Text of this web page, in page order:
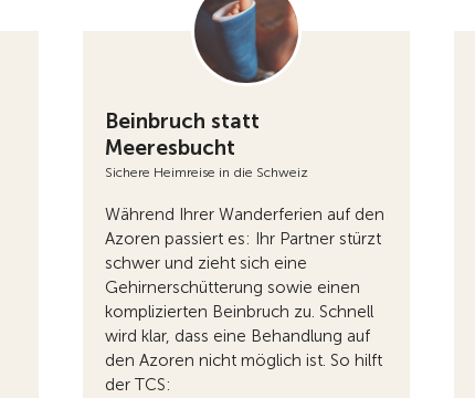
Beinbruch statt
Meeresbucht
Sichere Heimreise in die Schweiz
Während Ihrer Wanderferien auf den
Azoren passiert es: Ihr Partner stürzt
schwer und zieht sich eine
Gehirnerschütterung sowie einen
komplizierten Beinbruch zu. Schnell
wird klar, dass eine Behandlung auf
den Azoren nicht möglich ist. So hilft
der TCS: